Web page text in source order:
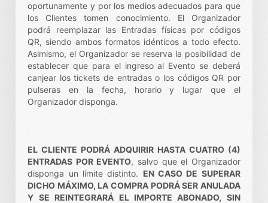
oportunamente y por los medios adecuados para que
los Clientes tomen conocimiento. El Organizador
podrá reemplazar las Entradas físicas por códigos
QR, siendo ambos formatos idénticos a todo efecto.
Asimismo, el Organizador se reserva la posibilidad de
establecer que para el ingreso al Evento se deberá
canjear los tickets de entradas o los códigos QR por
pulseras en la fecha, horario y lugar que el
Organizador disponga.
EL CLIENTE PODRÁ ADQUIRIR HASTA CUATRO (4)
ENTRADAS POR EVENTO, salvo que el Organizador
disponga un límite distinto. EN CASO DE SUPERAR
DICHO MÁXIMO, LA COMPRA PODRÁ SER ANULADA
Y SE REINTEGRARÁ EL IMPORTE ABONADO, SIN